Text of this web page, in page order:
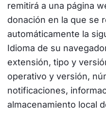
remitirá a una página
donación en la que se
automáticamente la
Idioma de su
extensión, tipo y
operativo y versión,
notificaciones,
almacenamiento local